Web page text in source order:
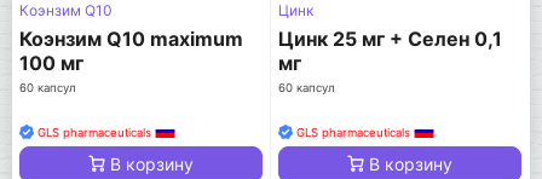
Коэнзим Q10
Коэнзим Q10 maximum
100 мг
60 капсул
GLS pharmaceuticals
В корзину
Цинк
Цинк 25 мг + Селен 0,1
мг
60 капсул
GLS pharmaceuticals
В корзину